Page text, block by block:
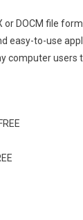
DOCM file
easy-to-use
computer users